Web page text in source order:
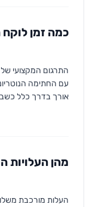
כמה זמן
עם החתימה
אורך בדרך כלל
מהן העלויות
העלות מורכבת